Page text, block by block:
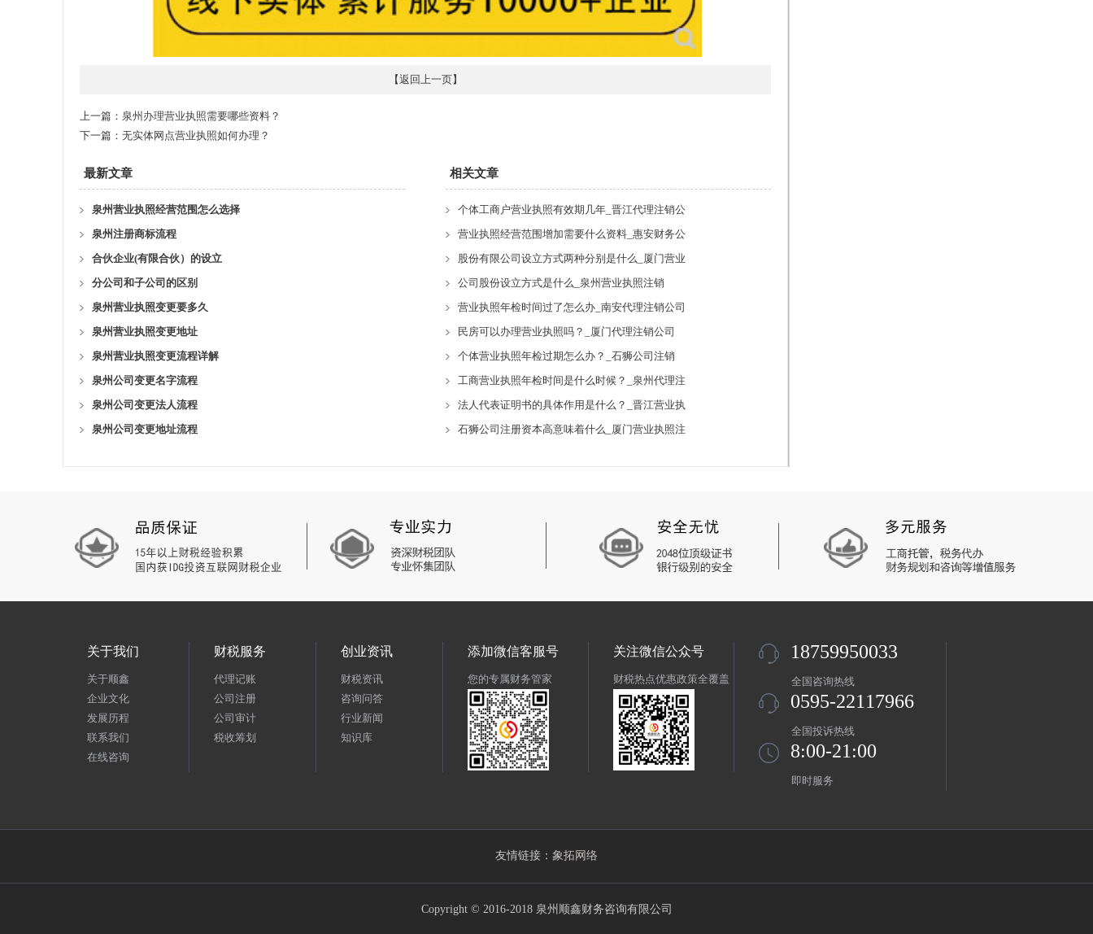
【返回上一页】
上一篇： 泉州办理营业执照需要哪些资料？
下一篇： 无实体网点营业执照如何办理？
最新文章
泉州营业执照经营范围怎么选择
泉州注册商标流程
合伙企业(有限合伙）的设立
分公司和子公司的区别
泉州营业执照变更要多久
泉州营业执照变更地址
泉州营业执照变更流程详解
泉州公司变更名字流程
泉州公司变更法人流程
泉州公司变更地址流程
相关文章
个体工商户营业执照有效期几年_晋江代理注销公
营业执照经营范围增加需要什么资料_惠安财务公
股份有限公司设立方式两种分别是什么_厦门营业
公司股份设立方式是什么_泉州营业执照注销
营业执照年检时间过了怎么办_南安代理注销公司
民房可以办理营业执照吗？_厦门代理注销公司
个体营业执照年检过期怎么办？_石狮公司注销
工商营业执照年检时间是什么时候？_泉州代理注
法人代表证明书的具体作用是什么？_晋江营业执
石狮公司注册资本高意味着什么_厦门营业执照注
关于我们
关于顺鑫
企业文化
发展历程
联系我们
在线咨询
财税服务
代理记账
公司注册
公司审计
税收筹划
创业资讯
财税资讯
咨询问答
行业新闻
知识库
添加微信客服号
您的专属财务管家
关注微信公众号
财税热点优惠政策全覆盖
18759950033
全国咨询热线
0595-22117966
全国投诉热线
8:00-21:00
即时服务
友情链接： 象拓网络
Copyright © 2016-2018 泉州顺鑫财务咨询有限公司